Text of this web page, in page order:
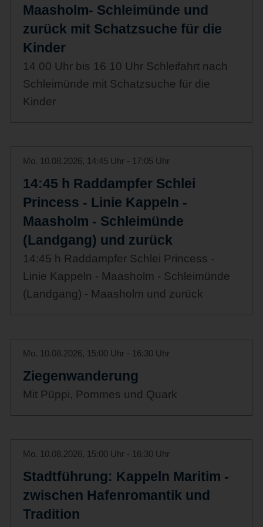
Maasholm- Schleimünde und
zurück mit Schatzsuche für die
Kinder
14 00 Uhr bis 16 10 Uhr Schleifahrt nach
Schleimünde mit Schatzsuche für die
Kinder
Mo. 10.08.2026, 14:45 Uhr - 17:05 Uhr
14:45 h Raddampfer Schlei
Princess - Linie Kappeln -
Maasholm - Schleimünde
(Landgang) und zurück
14:45 h Raddampfer Schlei Princess -
Linie Kappeln - Maasholm - Schleimünde
(Landgang) - Maasholm und zurück
Mo. 10.08.2026, 15:00 Uhr - 16:30 Uhr
Ziegenwanderung
Mit Püppi, Pommes und Quark
Mo. 10.08.2026, 15:00 Uhr - 16:30 Uhr
Stadtführung: Kappeln Maritim -
zwischen Hafenromantik und
Tradition